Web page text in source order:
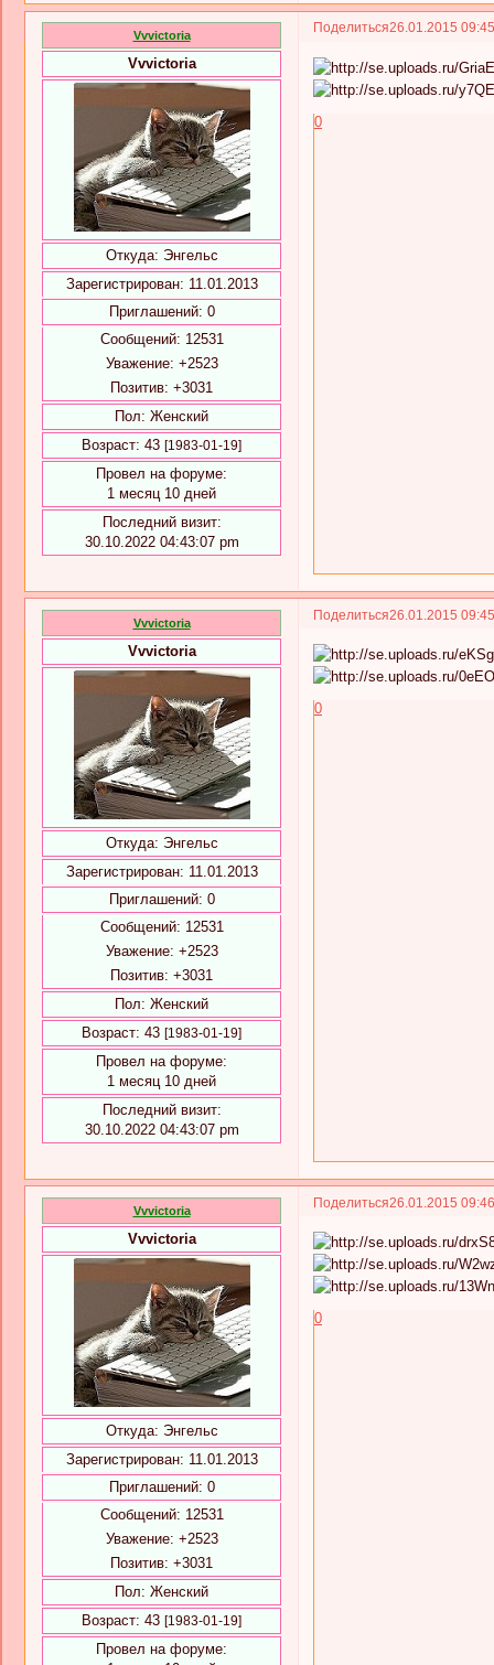
Поделиться26.01.2015
Vvvictoria
Vvvictoria
Откуда: Энгельс
Зарегистрирован: 11.01.2013
Приглашений: 0
Сообщений: 12531
Уважение: +2523
Позитив: +3031
Пол: Женский
Возраст: 43 [1983-01-19]
Провел на форуме:
1 месяц 10 дней
Последний визит:
30.10.2022 04:43:07 pm
0
Поделиться26.01.2015
Vvvictoria
Vvvictoria
Откуда: Энгельс
Зарегистрирован: 11.01.2013
Приглашений: 0
Сообщений: 12531
Уважение: +2523
Позитив: +3031
Пол: Женский
Возраст: 43 [1983-01-19]
Провел на форуме:
1 месяц 10 дней
Последний визит:
30.10.2022 04:43:07 pm
0
Поделиться26.01.2015
Vvvictoria
Vvvictoria
Откуда: Энгельс
Зарегистрирован: 11.01.2013
Приглашений: 0
Сообщений: 12531
Уважение: +2523
Позитив: +3031
Пол: Женский
Возраст: 43 [1983-01-19]
Провел на форуме:
0